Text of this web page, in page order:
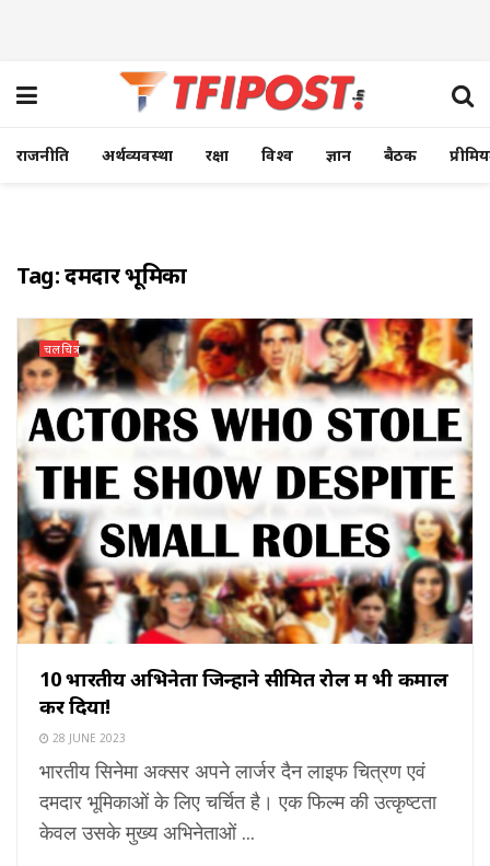
राजनीति अर्थव्यवस्था रक्षा विश्व ज्ञान बैठक
Tag:दमदार भूमिका
चलचित्र
10 भारतीय अभिनेता जिन्होंने सीमित रोल में भी कमाल
कर दिया!
28 JUNE 2023
भारतीय सिनेमा अक्सर अपने लार्जर दैन लाइफ चित्रण एवं
दमदार भूमिकाओं के लिए चर्चित है। एक फिल्म की उत्कृष्टता
केवल उसके मुख्य अभिनेताओं ...